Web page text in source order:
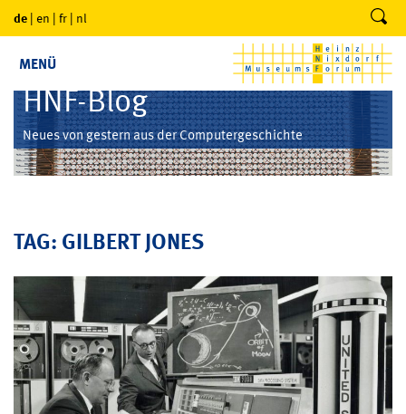
de | en | fr | nl
MENÜ
HNF-Blog
Neues von gestern aus der Computergeschichte
TAG: GILBERT JONES